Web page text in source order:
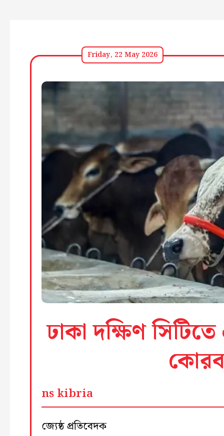
Friday, 22 May 2026
ঢাকা দক্ষিণ
ns kibria
জ্যেষ্ঠ প্রতিবেদক